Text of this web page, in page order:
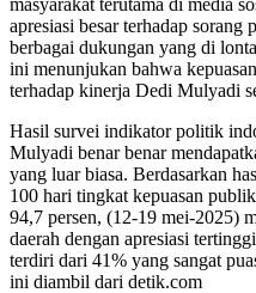
apresiasi besar terhadap
berbagai dukungan yang di
ini menunjukan bahwa
terhadap kinerja Dedi Mulyadi
Hasil survei indikator politik
Mulyadi benar benar
yang luar biasa. Berdasarkan
100 hari tingkat kepuasan
94,7 persen, (12-19 mei-2025)
daerah dengan apresiasi
terdiri dari 41% yang sangat
ini diambil dari detik.com